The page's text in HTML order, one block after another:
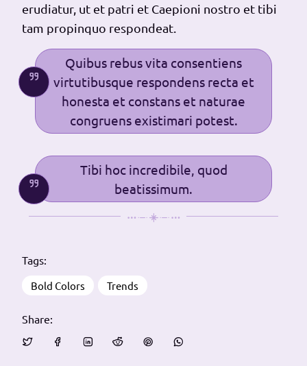
erudiatur, ut et patri et Caepioni nostro et tibi
tam propinquo respondeat.
Quibus rebus vita consentiens
virtutibusque respondens recta et
honesta et constans et naturae
congruens existimari potest.
Tibi hoc incredibile, quod
beatissimum.
Tags:
Bold Colors Trends
Share: